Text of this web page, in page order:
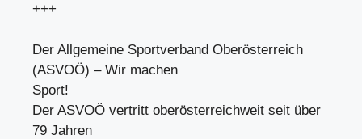
+++
Der Allgemeine Sportverband Oberösterreich
(ASVOÖ) – Wir machen
Sport!
Der ASVOÖ vertritt oberösterreichweit seit über
79 Jahren